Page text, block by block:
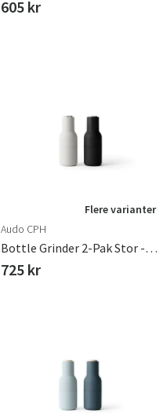
605 kr
Flere varianter
Audo CPH
Bottle Grinder 2-Pak Stor - Ask Kulstof / Stål
725 kr